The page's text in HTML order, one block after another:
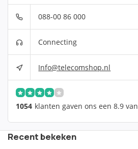
088-00 86 000
Connecting
Info@telecomshop.nl
1054 klanten gaven ons een 8.9 van
Recent bekeken